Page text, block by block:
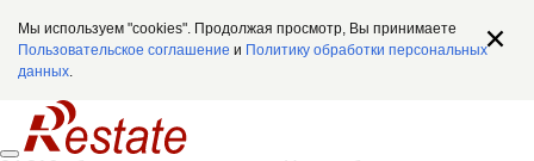
Мы используем "cookies". Продолжая просмотр, Вы принимаете
Пользовательское соглашение и Политику обработки персональных
данных.